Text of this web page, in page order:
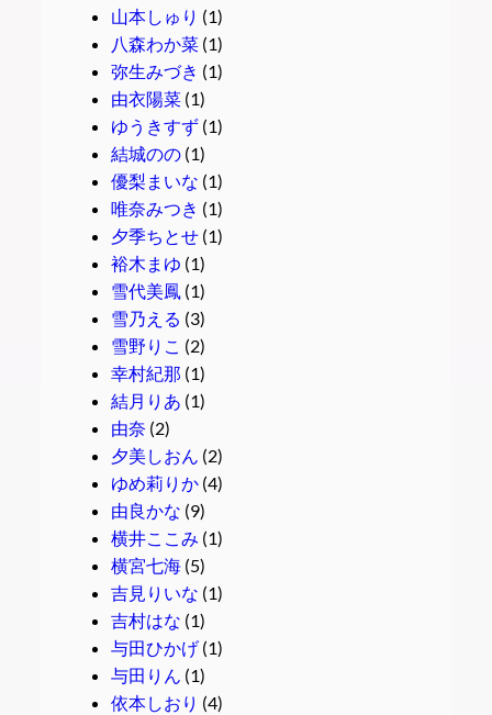
山本しゅり (1)
八森わか菜(1)
弥生みづき (1)
由衣陽菜(1)
ゆうきすず(1)
結城のの(1)
優梨まいな (1)
唯奈みつき (1)
夕季ちとせ(1)
裕木まゆ (1)
雪代美鳳 (1)
雪乃える (3)
雪野りこ (2)
幸村紀那 (1)
結月りあ (1)
由奈 (2)
夕美しおん (2)
ゆめ莉りか(4)
由良かな (9)
横井ここみ (1)
横宮七海(5)
吉見りいな (1)
吉村はな (1)
与田ひかげ(1)
与田りん (1)
依本しおり (4)